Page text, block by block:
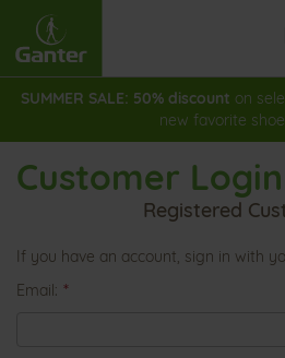
Content
SUMMER SALE: 50% discount on
new favorite
Customer Login
Registered
If you have an account, sign in with
Email